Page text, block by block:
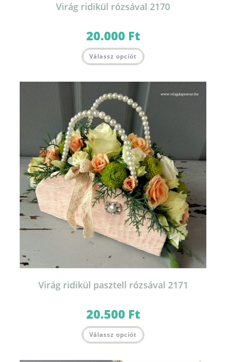
Virág ridikül rózsával 2170
20.000 Ft
Válassz opciót
Virág ridikül pasztell rózsával 2171
20.500 Ft
Válassz opciót